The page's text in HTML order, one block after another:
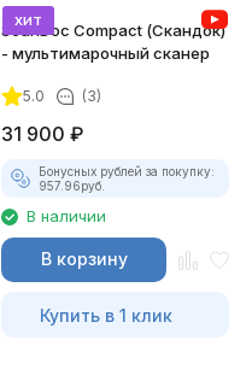
хит
ScanDoc Compact (Скандок)
- мультимарочный сканер
5.0 (3)
31 900 ₽
Бонусных рублей за покупку:
957.96руб.
В наличии
В корзину
Купить в 1 клик